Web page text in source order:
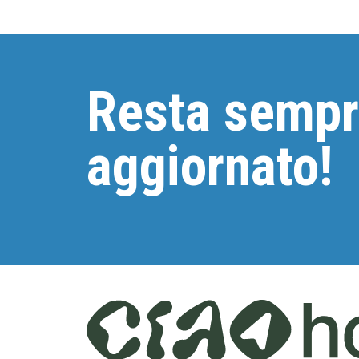
Resta
aggiornato!